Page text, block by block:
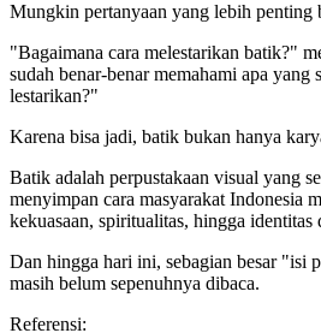
Mungkin pertanyaan yang lebih penting
"Bagaimana cara melestarikan batik?"
sudah benar-benar memahami apa yang
lestarikan?"
Karena bisa jadi, batik bukan hanya
Batik adalah perpustakaan visual yang
menyimpan cara masyarakat Indonesia
kekuasaan, spiritualitas, hingga identitas
Dan hingga hari ini, sebagian besar "isi
masih belum sepenuhnya dibaca.
Referensi: